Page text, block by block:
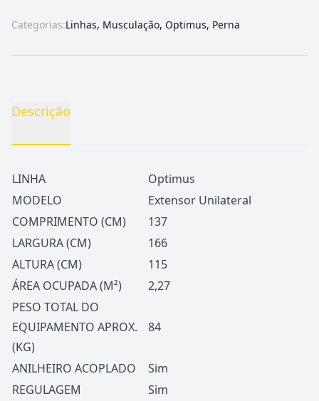
Categorias:Linhas, Musculação, Optimus, Perna
Descrição
LINHA
Optimus
MODELO
Extensor Unilateral
COMPRIMENTO (CM)
137
LARGURA (CM)
166
ALTURA (CM)
115
ÁREA OCUPADA (M²)
2,27
PESO TOTAL DO
EQUIPAMENTO APROX.
(KG)
84
ANILHEIRO ACOPLADO
Sim
REGULAGEM
Sim